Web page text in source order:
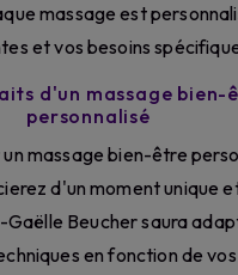
massage est
et vos besoins
d'un massage bien-
personnalisé
massage bien-être
d'un moment unique
Gaëlle Beucher saura
en fonction de